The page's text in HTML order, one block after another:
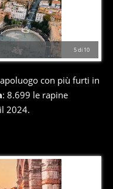
5di 10
con più furti in
: 8.699 le rapine
2024.